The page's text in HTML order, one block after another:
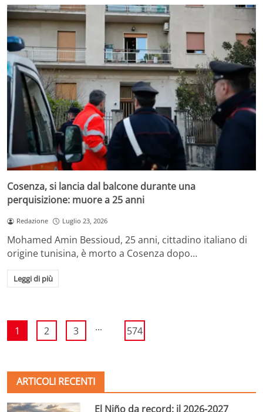
Cosenza, si lancia dal balcone durante una
perquisizione: muore a 25 anni
Redazione Luglio 23, 2026
Mohamed Amin Bessioud, 25 anni, cittadino italiano di
origine tunisina, è morto a Cosenza dopo…
Leggi di più
1 2 3 ... 574
ARTICOLI RECENTI
El Niño da record: il 2026-2027